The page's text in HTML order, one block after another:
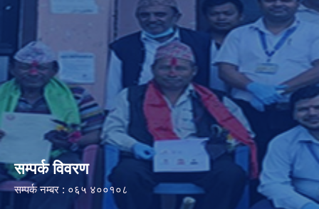
सम्पर्क विवरण
सम्पर्क नम्बर : ०६५ ४००१०८